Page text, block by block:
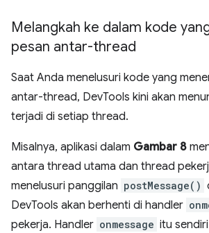
Melangkah ke dalam kode
pesan antar-thread
Saat Anda menelusuri kode yang
antar-thread, DevTools kini akan
terjadi di setiap thread.
Misalnya, aplikasi dalam Gambar 8
antara thread utama dan thread
menelusuri panggilan postMessage()
DevTools akan berhenti di handler
pekerja. Handler onmessage itu